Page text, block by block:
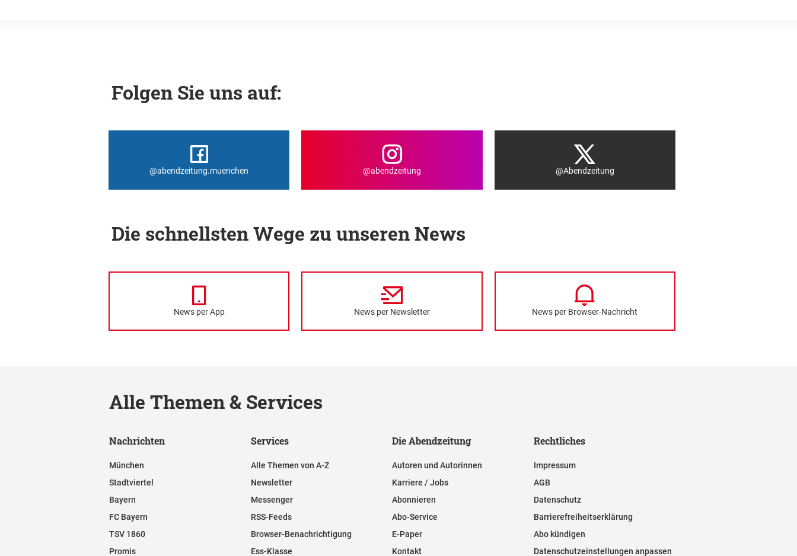
Folgen Sie uns auf:
@abendzeitung.muenchen @abendzeitung @Abendzeitung
Die schnellsten Wege zu unseren News
News per App News per Newsletter News per Browser-Nachricht
Alle Themen & Services
Nachrichten
München
Stadtviertel
Bayern
FC Bayern
TSV 1860
Promis
Services
Alle Themen von A-Z
Newsletter
Messenger
RSS-Feeds
Browser-Benachrichtigung
Ess-Klasse
Die Abendzeitung
Autoren und Autorinnen
Karriere / Jobs
Abonnieren
Abo-Service
E-Paper
Kontakt
Rechtliches
Impressum
AGB
Datenschutz
Barrierefreiheitserklärung
Abo kündigen
Datenschutzeinstellungen anpassen